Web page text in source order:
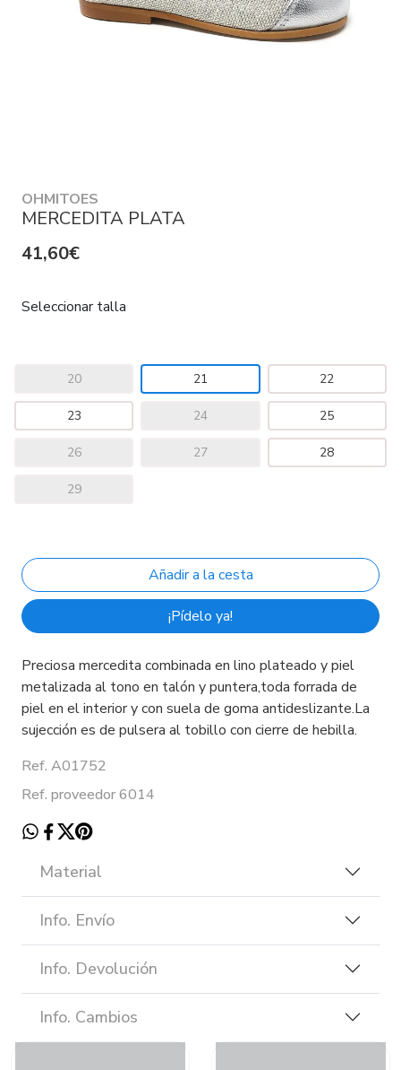
OHMITOES
MERCEDITA PLATA
41,60€
Seleccionar talla
20 21 22
23 24 25
26 27 28
29
¡Pídelo ya!
Preciosa mercedita combinada en lino plateado y piel
metalizada al tono en talón y puntera,toda forrada de
piel en el interior y con suela de goma antideslizante.La
sujección es de pulsera al tobillo con cierre de hebilla.
Ref. A01752
Ref. proveedor 6014
Material
Info. Envío
Info. Devolución
Info. Cambios